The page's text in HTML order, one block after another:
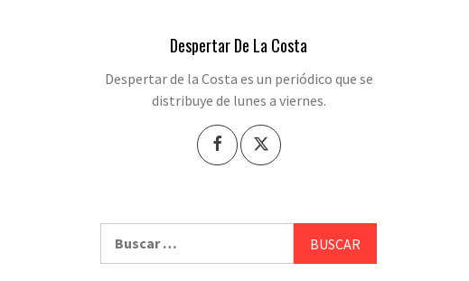
Despertar De La Costa
Despertar de la Costa es un periódico que se
distribuye de lunes a viernes.